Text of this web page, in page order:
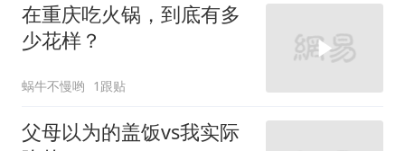
在重庆吃火锅，到底有多
少花样？
蜗牛不慢哟 1跟贴
父母以为的盖饭vs我实际